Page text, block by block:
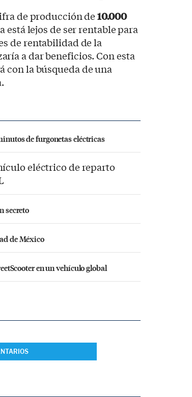
de producción de10.000
está lejos de ser rentable para
de rentabilidad de la
a dar beneficios. Con esta
con la búsqueda de una
de furgonetas eléctricas
eléctrico de reparto
secreto
de México
en un vehículo global